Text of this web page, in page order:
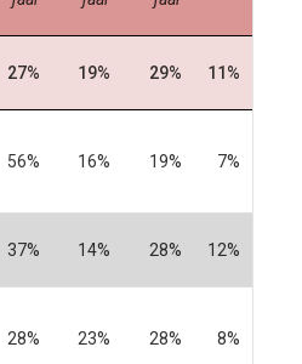
27% 19% 29% 11%
56% 16% 19% 7%
37% 14% 28% 12%
28% 23% 28% 8%